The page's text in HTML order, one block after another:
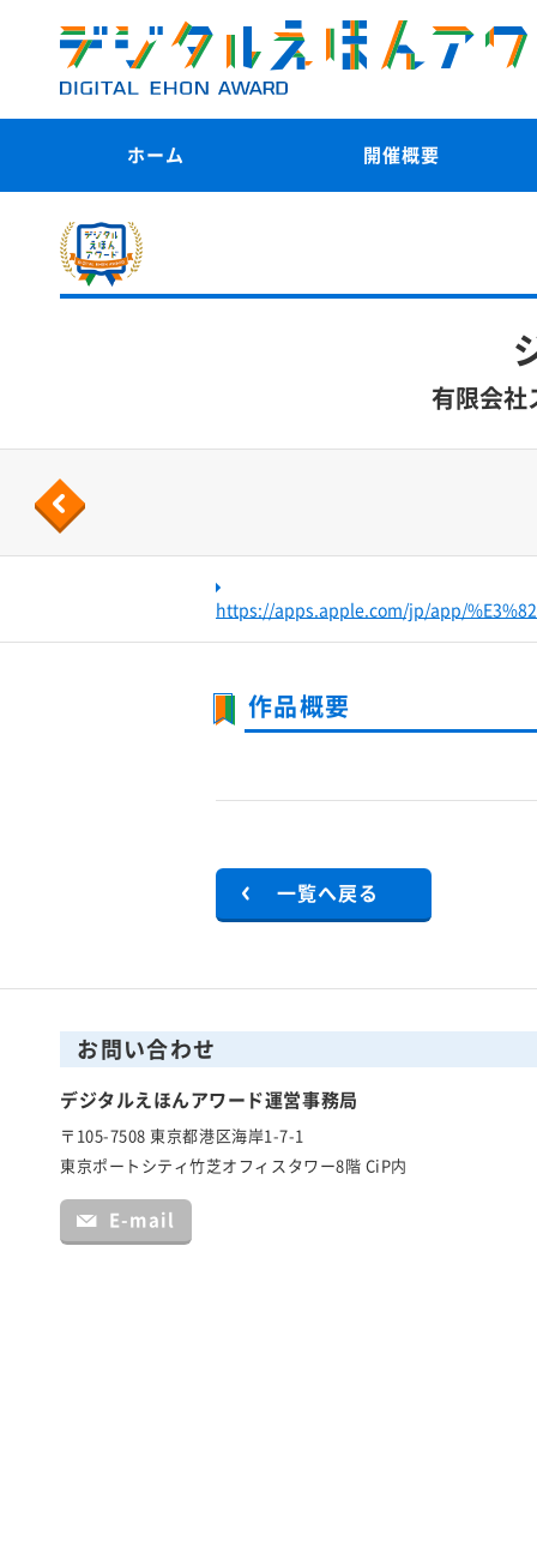
ホーム 開催概要
有限会社
Previous
https://apps.apple.com/jp/app/
作品概要
一覧へ戻る
お問い合わせ
デジタルえほんアワード運営事務局
〒105-7508 東京都港区海岸1-7-1
東京ポートシティ竹芝オフィスタワー8階 CiP内
E-mail